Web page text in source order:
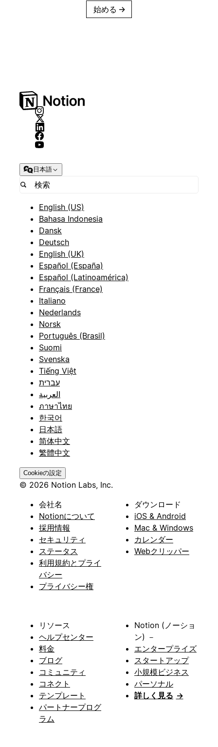
始める →
日本語
English (US)
Bahasa Indonesia
Dansk
Deutsch
English (UK)
Español (España)
Español (Latinoamérica)
Français (France)
Italiano
Nederlands
Norsk
Português (Brasil)
Suomi
Svenska
Tiếng Việt
עברית
العربية
ภาษาไทย
한국어
日本語
简体中文
繁體中文
Cookieの設定
© 2026 Notion Labs, Inc.
会社名
Notionについて
採用情報
セキュリティ
ステータス
利用規約とプライ
バシー
プライバシー権
ダウンロード
iOS & Android
Mac & Windows
カレンダー
Webクリッパー
リソース
ヘルプセンター
料金
ブログ
コミュニティ
コネクト
テンプレート
パートナープログ
ラム
Notion (ノーショ
ン) －
エンタープライズ
スタートアップ
小規模ビジネス
パーソナル
詳しく見る →